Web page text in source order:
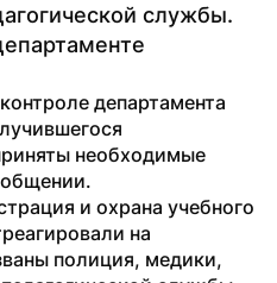
службы.
департамента
необходимые
и охрана учебного
на
полиция, медики,